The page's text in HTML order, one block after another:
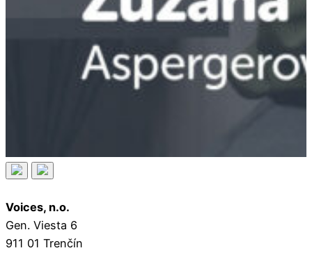
Voices, n.o.
Gen. Viesta 6
911 01 Trenčín